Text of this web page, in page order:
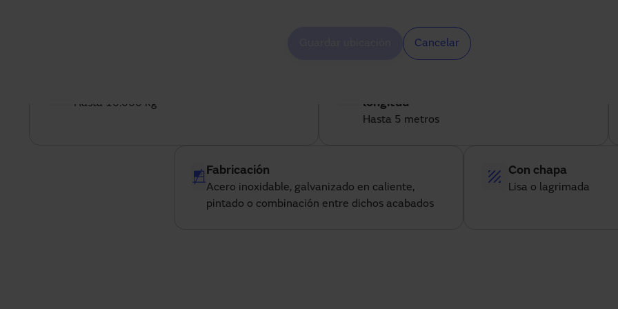
Cancelar
Hasta 10.000 kg
longitud
Hasta 5 metros
Fabricación
Acero inoxidable, galvanizado en caliente,
pintado o combinación entre dichos acabados
Con chapa
Lisa o lagrimada